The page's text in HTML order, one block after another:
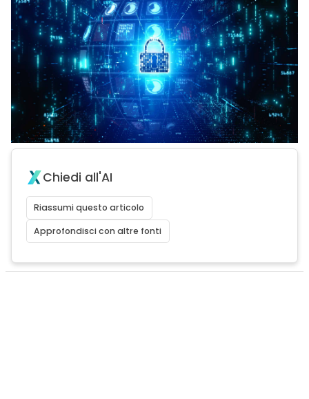
Chiedi all'AI
Riassumi questo articolo
Approfondisci con altre fonti